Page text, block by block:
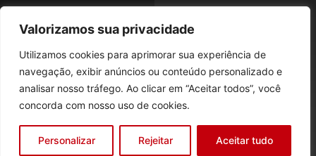
Valorizamos sua privacidade
Utilizamos cookies para aprimorar sua experiência de
navegação, exibir anúncios ou conteúdo personalizado e
analisar nosso tráfego. Ao clicar em “Aceitar todos”, você
concorda com nosso uso de cookies.
Personalizar Rejeitar Aceitar tudo
Empresa
ACS Soluções
Contato